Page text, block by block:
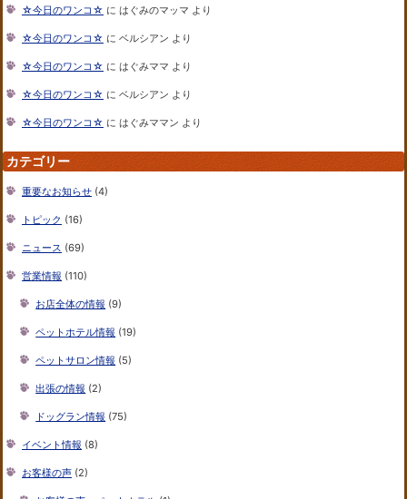
☆今日のワンコ☆ に はぐみのマッマ より
☆今日のワンコ☆ に ベルシアン より
☆今日のワンコ☆ に はぐみママ より
☆今日のワンコ☆ に ベルシアン より
☆今日のワンコ☆ に はぐみママン より
カテゴリー
重要なお知らせ (4)
トピック (16)
ニュース (69)
営業情報 (110)
お店全体の情報 (9)
ペットホテル情報 (19)
ペットサロン情報 (5)
出張の情報 (2)
ドッグラン情報 (75)
イベント情報 (8)
お客様の声 (2)